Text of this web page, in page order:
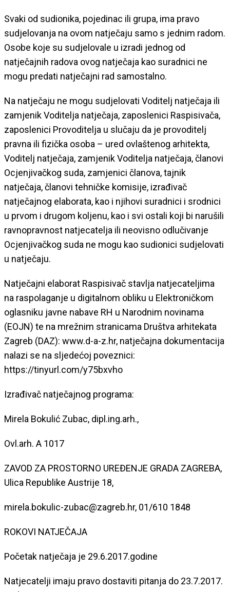
Svaki od sudionika, pojedinac ili grupa, ima pravo
sudjelovanja na ovom natječaju samo s jednim radom.
Osobe koje su sudjelovale u izradi jednog od
natječajnih radova ovog natječaja kao suradnici ne
mogu predati natječajni rad samostalno.
Na natječaju ne mogu sudjelovati Voditelj natječaja ili
zamjenik Voditelja natječaja, zaposlenici Raspisivača,
zaposlenici Provoditelja u slučaju da je provoditelj
pravna ili fizička osoba – ured ovlaštenog arhitekta,
Voditelj natječaja, zamjenik Voditelja natječaja, članovi
Ocjenjivačkog suda, zamjenici članova, tajnik
natječaja, članovi tehničke komisije, izrađivač
natječajnog elaborata, kao i njihovi suradnici i srodnici
u prvom i drugom koljenu, kao i svi ostali koji bi narušili
ravnopravnost natjecatelja ili neovisno odlučivanje
Ocjenjivačkog suda ne mogu kao sudionici sudjelovati
u natječaju.
Natječajni elaborat Raspisivač stavlja natjecateljima
na raspolaganje u digitalnom obliku u Elektroničkom
oglasniku javne nabave RH u Narodnim novinama
(EOJN) te na mrežnim stranicama Društva arhitekata
Zagreb (DAZ): www.d-a-z.hr, natječajna dokumentacija
nalazi se na sljedećoj poveznici:
https://tinyurl.com/y75bxvho
Izrađivač natječajnog programa:
Mirela Bokulić Zubac, dipl.ing.arh.,
Ovl.arh. A 1017
ZAVOD ZA PROSTORNO UREĐENJE GRADA ZAGREBA,
Ulica Republike Austrije 18,
mirela.bokulic-zubac@zagreb.hr, 01/610 1848
ROKOVI NATJEČAJA
Početak natječaja je 29.6.2017.godine
Natjecatelji imaju pravo dostaviti pitanja do 23.7.2017.